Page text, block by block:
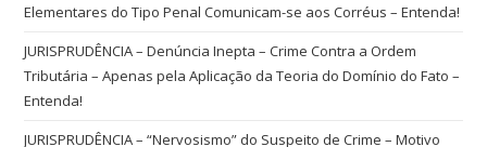
Elementares do Tipo Penal Comunicam-se aos Corréus – Entenda!
JURISPRUDÊNCIA – Denúncia Inepta – Crime Contra a Ordem
Tributária – Apenas pela Aplicação da Teoria do Domínio do Fato –
Entenda!
JURISPRUDÊNCIA – “Nervosismo” do Suspeito de Crime – Motivo